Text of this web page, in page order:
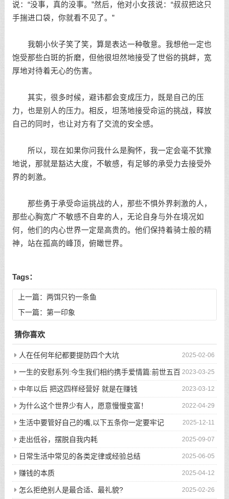
说：“没事，真的没事。”然后，他对小女孩说：“叔叔把这只
手揣进口袋，你就看不见了。”
我朝小伙子笑了笑，算是表达一种敬意。我想他一定也
饱受那些白斑的折磨，但他很坦然地接受了世俗的挑衅，宽
厚地对待着无心的伤害。
其实，很多时候，避讳都会变成压力，既是自己的压
力，也是别人的压力。相反，坦荡地接受命运的挑战，释放
自己的同时，也让对方有了交流的安全感。
所以，现在如果你问我什么是胸怀，我一定会毫不犹豫
地说，那就是豁达大度，不敏感，有足够的承受力去接受外
界的刺激。
那些勇于承受命运挑战的人，那些不惧外界刺激的人，
那些心胸宽广不敏感不自卑的人，无论自身与外在境况如
何，他们的内心世界一定是高贵的。他们保持着骑士般的精
神，站在孤高的峰顶，俯瞰世界。
Tags：
上一篇： 两饵只钓一条鱼
下一篇： 第一印象
猜你喜欢
2025-02-06
人在任何年纪都要提防四个大坑
2023-03-25
一生的安慰系列:今生我们相约携手爱情篇:前世五百
次的回眸才换来今生的相遇
2023-03-12
中年以后 把这四样经营好 就是在赚钱
2022-04-29
为什么这个世界少有人，愿意慢慢变富！
2025-12-11
生活中要管好自己的嘴,以下五条你一定要牢记
2025-09-07
走出低谷，摆脱自我内耗
2025-06-05
日常生活中常见的各类定律或经验总结
2025-04-12
赚钱的本质
2025-02-26
怎么拒绝别人是最合适、最礼貌?